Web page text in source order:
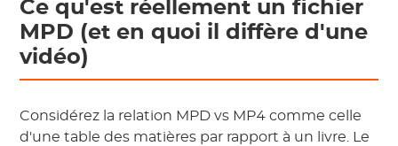
Ce qu'est réellement un fichier
MPD (et en quoi il diffère d'une
vidéo)
Considérez la relation MPD vs MP4 comme celle
d'une table des matières par rapport à un livre. Le